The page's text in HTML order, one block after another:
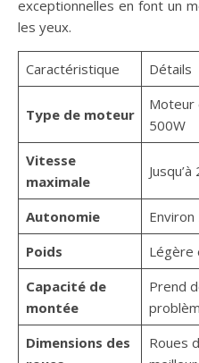
exceptionnelles en font un
les yeux.
Caractéristique Détails
Type de moteur
Moteur
500W
Vitesse
maximale
Autonomie
Environ
Poids
Légère
Capacité de
montée
Prend
Dimensions des
Roues